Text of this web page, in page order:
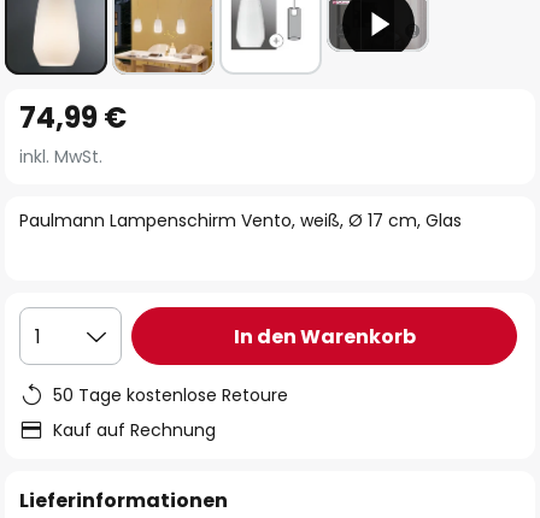
Anfang
der
springen
Paulmann Lampenschirm Vento, weiß, Ø 17 cm, Glas
74,99 €
inkl. MwSt.
1 In den Warenkorb
50 Tage kostenlose Retoure
Kauf auf Rechnung
Lieferinformationen